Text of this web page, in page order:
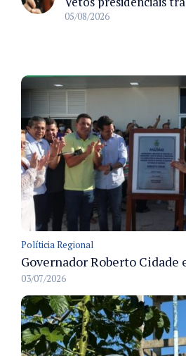
05/08/2026
Políticia Regional
03/07/2026